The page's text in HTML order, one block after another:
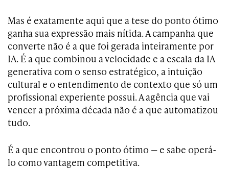
Mas é exatamente aqui que a tese do ponto ótimo
ganha sua expressão mais nítida. A campanha que
converte não é a que foi gerada inteiramente por
IA. É a que combinou a velocidade e a escala da IA
generativa com o senso estratégico, a intuição
cultural e o entendimento de contexto que só um
profissional experiente possui. A agência que vai
vencer a próxima década não é a que automatizou
tudo.
É a que encontrou o ponto ótimo — e sabe operá-
lo como vantagem competitiva.